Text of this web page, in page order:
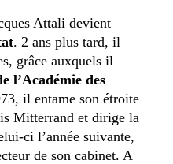
Attali devient
. 2 ans plus tard, il
grâce auxquels il
l’Académie des
il entame son étroite
Mitterrand et dirige la
ci l’année suivante,
de son cabinet. A